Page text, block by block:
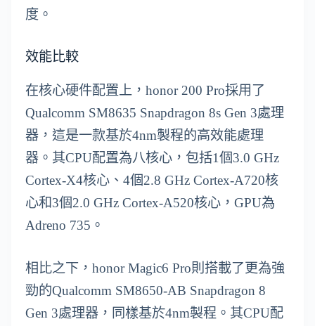
度。
效能比較
在核心硬件配置上，honor 200 Pro採用了
Qualcomm SM8635 Snapdragon 8s Gen 3處理
器，這是一款基於4nm製程的高效能處理
器。其CPU配置為八核心，包括1個3.0 GHz
Cortex-X4核心、4個2.8 GHz Cortex-A720核
心和3個2.0 GHz Cortex-A520核心，GPU為
Adreno 735。
相比之下，honor Magic6 Pro則搭載了更為強
勁的Qualcomm SM8650-AB Snapdragon 8
Gen 3處理器，同樣基於4nm製程。其CPU配